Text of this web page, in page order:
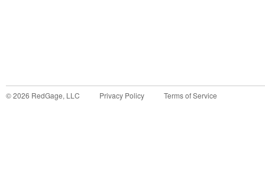
©2026 RedGage, LLC Privacy Policy Terms of Service